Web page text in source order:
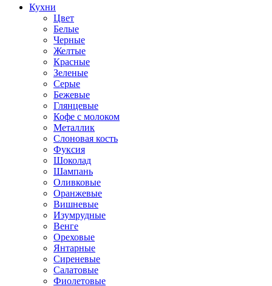
Кухни
Цвет
Белые
Черные
Желтые
Красные
Зеленые
Серые
Бежевые
Глянцевые
Кофе с молоком
Металлик
Слоновая кость
Фуксия
Шоколад
Шампань
Оливковые
Оранжевые
Вишневые
Изумрудные
Венге
Ореховые
Янтарные
Сиреневые
Салатовые
Фиолетовые